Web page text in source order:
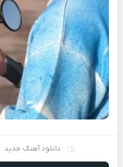
دانلود آهنگ جدید